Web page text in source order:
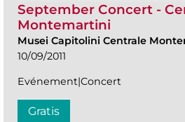
September Concert -
Montemartini
Musei Capitolini Centrale
10/09/2011
Evénement|Concert
Gratis